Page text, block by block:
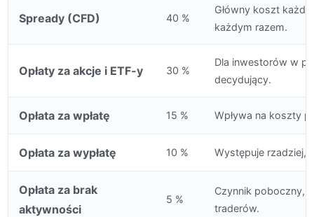
Spready (CFD) 40 %
Główny koszt
każdym razem.
Opłaty za akcje i ETF-y 30 %
Dla inwestorów w
decydujący.
Opłata za wpłatę 15 % Wpływa na koszty
Opłata za wypłatę 10 % Występuje rzadziej,
Opłata za brak
aktywności
5 %
Czynnik poboczny,
traderów.